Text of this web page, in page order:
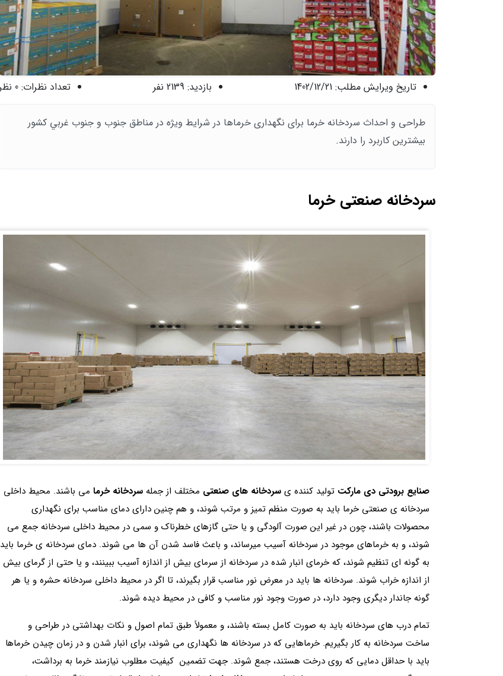
تاریخ ویرایش مطلب: 1402/12/21 بازدید: 2139 نفر تعداد نظرات: 0 نظر
طراحی و احداث سردخانه خرما برای نگهداری خرماها در شرایط ویژه در مناطق جنوب و جنوب غربي کشور
بیشترین کاربرد را دارند.
سردخانه صنعتی خرما
صنایع برودتی دی مارکت تولید کننده ی سردخانه های صنعتی مختلف از جمله سردخانه خرما می باشند. محیط داخلی
سردخانه ی صنعتی خرما باید به صورت منظم تمیز و مرتب شوند، و هم چنین دارای دمای مناسب برای نگهداری
محصولات باشند، چون در غیر این صورت آلودگی و یا حتی گازهای خطرناک و سمی در محیط داخلی سردخانه جمع می
شوند، و به خرماهای موجود در سردخانه آسیب میرساند، و باعث فاسد شدن آن ها می شوند. دمای سردخانه ی خرما باید
به گونه ای تنظیم شوند، که خرمای انبار شده در سردخانه از سرمای بیش از اندازه آسیب ببینند، و یا حتی از گرمای بیش
از اندازه خراب شوند. سردخانه ها باید در معرض نور مناسب قرار بگیرند، تا اگر در محیط داخلی سردخانه حشره و یا هر
گونه جاندار دیگری وجود دارد، در صورت وجود نور مناسب و کافی در محیط دیده شوند.
تمام درب های سردخانه باید به صورت کامل بسته باشند، و معمولاً طبق تمام اصول و نکات بهداشتی در طراحی و
ساخت سردخانه به کار بگیریم. خرماهایی که در سردخانه ها نگهداری می شوند، برای انبار شدن و در زمان چیدن خرماها
باید با حداقل دمایی که روی درخت هستند، جمع شوند. جهت تضمین کیفیت مطلوب نیازمند خرما به برداشت،